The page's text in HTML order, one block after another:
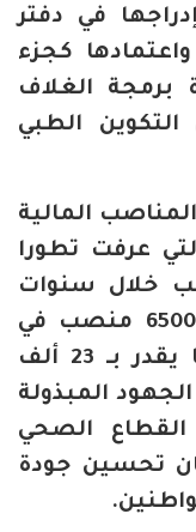
مع إدراجها في دفتر
كجزء
برمجة الغلاف
الطبي
المالية
عرفت تطورا
من 5500 منصب خلال سنوات
2021، 2022، 2023 و2024، إلى 6500 منصب في
سنة 2025 لتبلغ عددا إجماليا يقدر بـ 23 ألف
المبذولة
القطاع الصحي
تحسين جودة